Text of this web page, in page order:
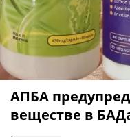
АПБА
веществе в